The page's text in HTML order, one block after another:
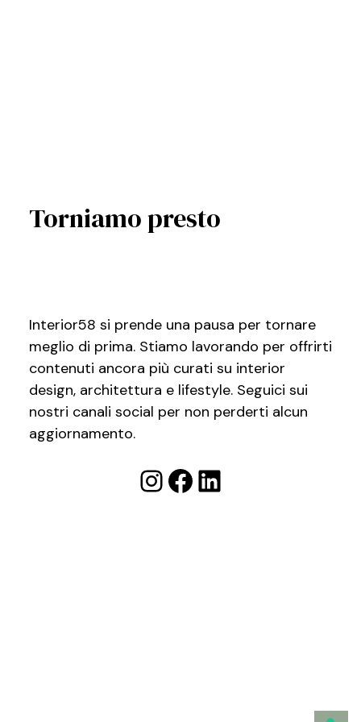
Torniamo presto
Interior58 si prende una pausa per tornare
meglio di prima. Stiamo lavorando per offrirti
contenuti ancora più curati su interior
design, architettura e lifestyle. Seguici sui
nostri canali social per non perderti alcun
aggiornamento.
Instagram
Facebook
LinkedIn